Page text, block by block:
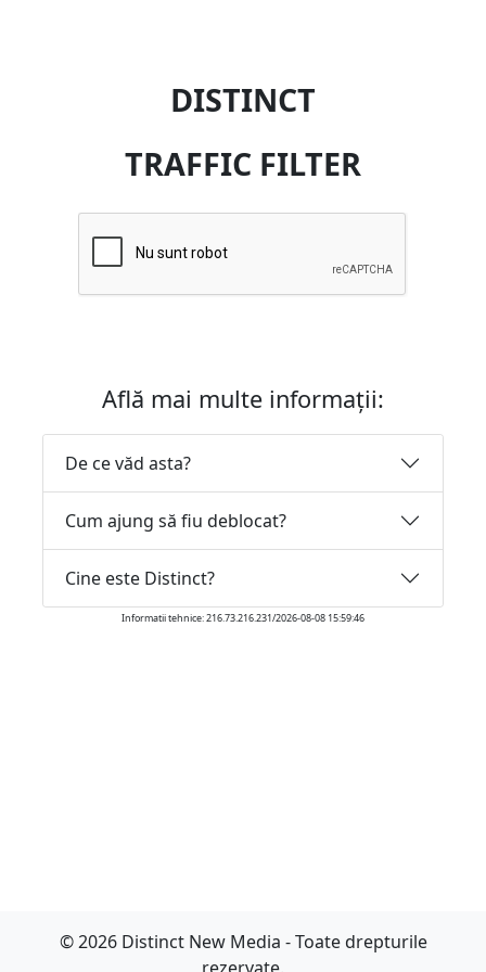
DISTINCT
TRAFFIC FILTER
Află mai multe informații:
De ce văd asta?
Cum ajung să fiu deblocat?
Cine este Distinct?
Informatii tehnice: 216.73.216.231/2026-08-08 15:59:46
© 2026 Distinct New Media - Toate drepturile